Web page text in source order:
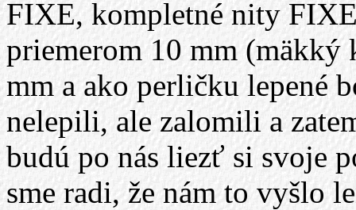
FIXE, kompletné nity
priemerom 10 mm (mäkký
mm a ako perličku lepené
nelepili, ale zalomili a
budú po nás liezť si svoje
sme radi, že nám to vyšlo